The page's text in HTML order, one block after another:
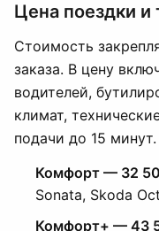
Цена поездки
Стоимость
заказа. В цену
водителей,
климат,
подачи до 15 минут.
Комфорт — 32
Sonata, Skoda
Комфорт+ — 43